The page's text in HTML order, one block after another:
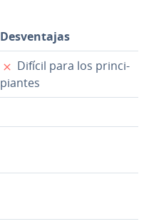
De­s­ve­n­ta­jas
✗
Difícil para los pri­n­ci­
pia­n­tes